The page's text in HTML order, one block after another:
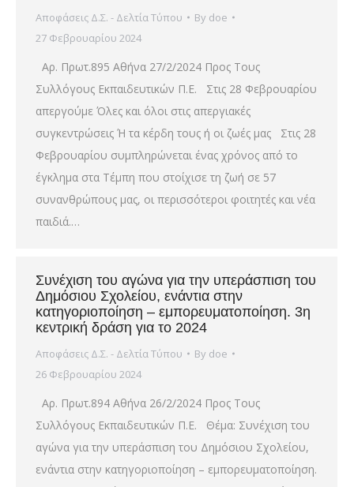
Αποφάσεις Δ.Σ. - Δελτία Τύπου By doe
27 Φεβρουαρίου 2024
Αρ. Πρωτ.895 Αθήνα 27/2/2024 Προς Τους
Συλλόγους Εκπαιδευτικών Π.Ε. Στις 28 Φεβρουαρίου
απεργούμε Όλες και όλοι στις απεργιακές
συγκεντρώσεις Ή τα κέρδη τους ή οι ζωές μας Στις 28
Φεβρουαρίου συμπληρώνεται ένας χρόνος από το
έγκλημα στα Τέμπη που στοίχισε τη ζωή σε 57
συνανθρώπους μας, οι περισσότεροι φοιτητές και νέα
παιδιά.…
Συνέχιση του αγώνα για την υπεράσπιση του
Δημόσιου Σχολείου, ενάντια στην
κατηγοριοποίηση – εμπορευματοποίηση. 3η
κεντρική δράση για το 2024
Αποφάσεις Δ.Σ. - Δελτία Τύπου By doe
26 Φεβρουαρίου 2024
Αρ. Πρωτ.894 Αθήνα 26/2/2024 Προς Τους
Συλλόγους Εκπαιδευτικών Π.Ε. Θέμα: Συνέχιση του
αγώνα για την υπεράσπιση του Δημόσιου Σχολείου,
ενάντια στην κατηγοριοποίηση – εμπορευματοποίηση.